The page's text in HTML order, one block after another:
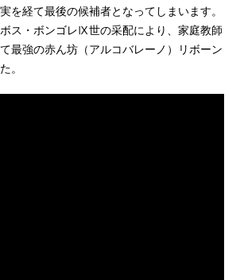
を経て最後の候補者となってしまいます。
ス・ボンゴレⅨ世の采配により、家庭教師
最強の赤ん坊（アルコバレーノ）リボーン
。